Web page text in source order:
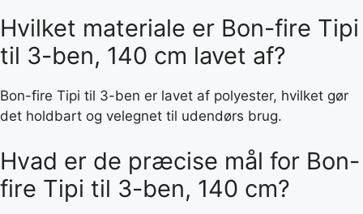
Hvilket materiale er Bon-fire Tipi
til 3-ben, 140 cm lavet af?
Bon-fire Tipi til 3-ben er lavet af polyester, hvilket gør
det holdbart og velegnet til udendørs brug.
Hvad er de præcise mål for Bon-
fire Tipi til 3-ben, 140 cm?